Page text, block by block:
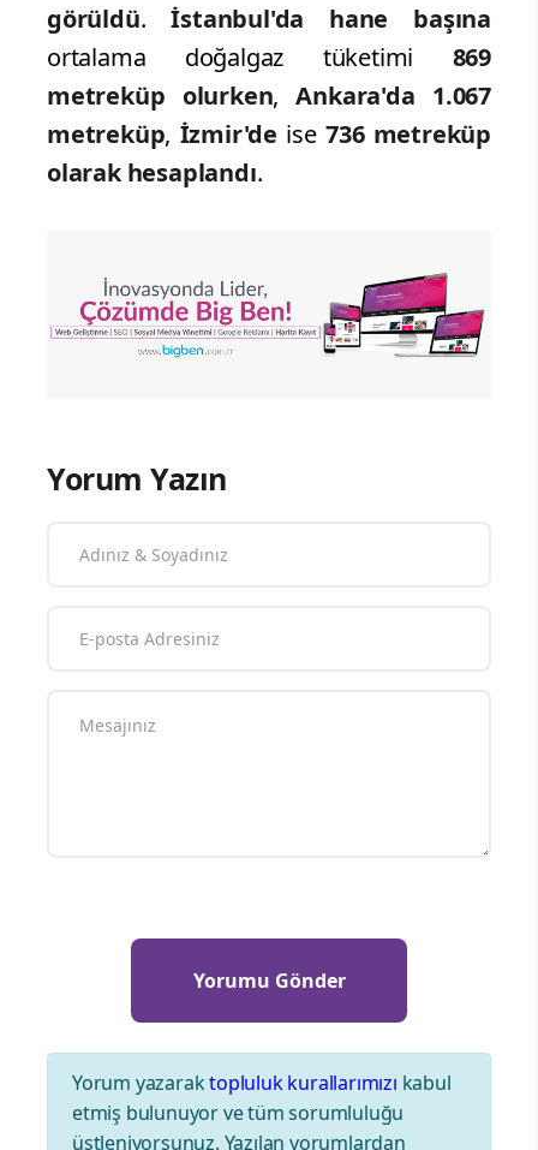
görüldü.İstanbul'da hane başına
ortalama doğalgaz tüketimi 869
metreküp olurken,Ankara'da 1.067
metreküp, İzmir'de ise 736 metreküp
olarak hesaplandı.
Yorum Yazın
Yorum yazaraktopluluk kurallarımızı kabul
etmiş bulunuyor ve tüm sorumluluğu
üstleniyorsunuz. Yazılan yorumlardan